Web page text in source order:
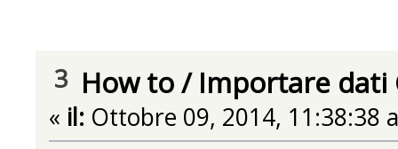
3 How to/ Importare dati
« il: Ottobre 09, 2014, 11:38:38